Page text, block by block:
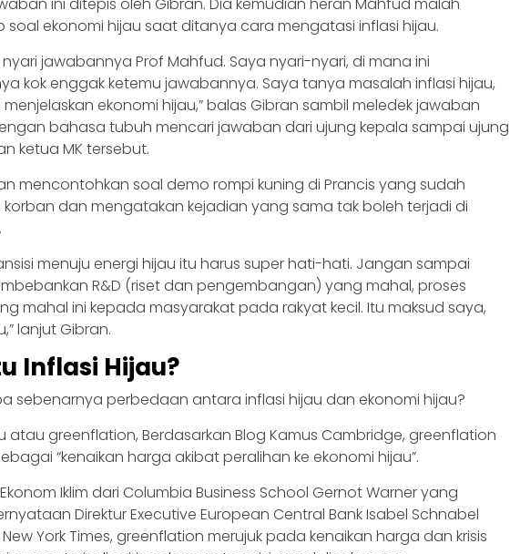
soal ekonomi hijau saat ditanya cara mengatasi inflasi hijau.
nyari jawabannya Prof Mahfud. Saya nyari-nyari, di mana ini
kok enggak ketemu jawabannya. Saya tanya masalah inflasi hijau,
ekonomi hijau,” balas Gibran sambil meledek jawaban
bahasa tubuh mencari jawaban dari ujung kepala sampai ujung
ketua MK tersebut.
mencontohkan soal demo rompi kuning di Prancis yang sudah
dan mengatakan kejadian yang sama tak boleh terjadi di
menuju energi hijau itu harus super hati-hati. Jangan sampai
R&D (riset dan pengembangan) yang mahal, proses
mahal ini kepada masyarakat pada rakyat kecil. Itu maksud saya,
lanjut Gibran.
Inflasi Hijau?
sebenarnya perbedaan antara inflasi hijau dan ekonomi hijau?
atau greenflation, Berdasarkan Blog Kamus Cambridge, greenflation
“kenaikan harga akibat peralihan ke ekonomi hijau”.
Iklim dari Columbia Business School Gernot Warner yang
Direktur Executive European Central Bank Isabel Schnabel
York Times, greenflation merujuk pada kenaikan harga dan krisis